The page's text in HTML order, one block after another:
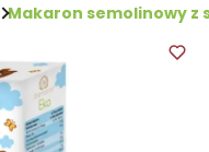
Makaron semolinowy z